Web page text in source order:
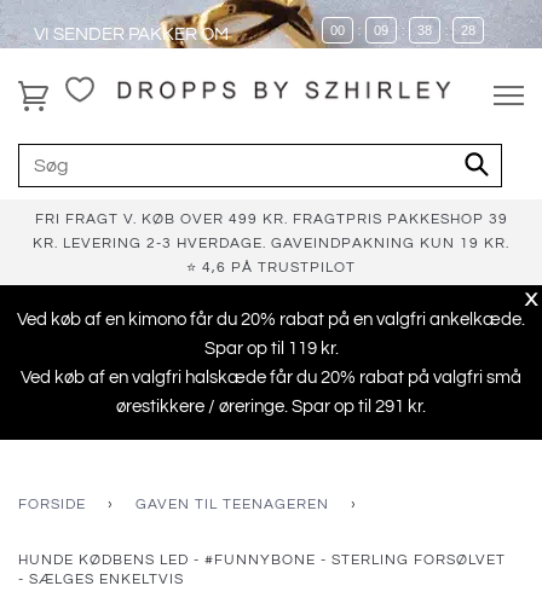
VI SENDER PAKKER OM 00 : 09 : 38 : 27
FRI FRAGT V. KØB OVER 499 KR. FRAGTPRIS PAKKESHOP 39
KR. LEVERING 2-3 HVERDAGE. GAVEINDPAKNING KUN 19 KR.
⭐ 4,6 PÅ TRUSTPILOT
X
Ved køb af en kimono får du 20% rabat på en valgfri ankelkæde.
Spar op til 119 kr.
Ved køb af en valgfri halskæde får du 20% rabat på valgfri små
ørestikkere / øreringe. Spar op til 291 kr.
FORSIDE › GAVEN TIL TEENAGEREN ›
HUNDE KØDBENS LED - #FUNNYBONE - STERLING FORSØLVET
- SÆLGES ENKELTVIS